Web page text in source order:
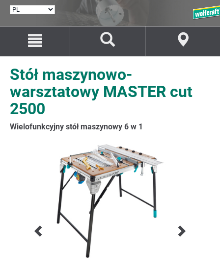
treści
Przejście
nawigacji
Stół maszynowo-
warsztatowy MASTER cut
2500
Wielofunkcyjny stół maszynowy 6 w 1